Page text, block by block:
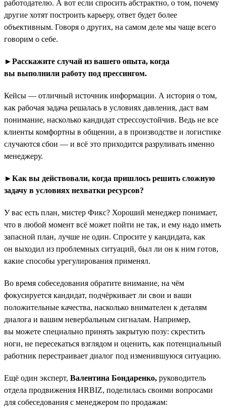
работодателю. А вот если спросить абстрактно, о том, почему
другие хотят построить карьеру, ответ будет более
объективным. Говоря о других, на самом деле мы чаще всего
говорим о себе.
►Расскажите случай из вашего опыта, когда
вы выполнили работу под прессингом.
Кейсы — отличный источник информации. А история о том,
как рабочая задача решалась в условиях давления, даст вам
понимание, насколько кандидат стрессоустойчив. Ведь не все
клиенты комфортны в общении, а в производстве и логистике
случаются сбои — и всё это приходится разруливать именно
менеджеру.
►Как вы действовали, когда пришлось решить сложную
задачу в условиях нехватки ресурсов?
У вас есть план, мистер Фикс? Хороший менеджер понимает,
что в любой момент всё может пойти не так, и ему надо иметь
запасной план, лучше не один. Спросите у кандидата, как
он выходил из проблемных ситуаций, был ли он к ним готов,
какие способы урегулирования применял.
Во время собеседования обратите внимание, на чём
фокусируется кандидат, подчёркивает ли свои и ваши
положительные качества, насколько внимателен к деталям
диалога и вашим невербальным сигналам. Например,
вы можете специально принять закрытую позу: скрестить
ноги, не пересекаться взглядом и оценить, как потенциальный
работник перестраивает диалог под изменившуюся ситуацию.
Ещё один эксперт, Валентина Бондаренко, руководитель
отдела продвижения HRBIZ, поделилась своими вопросами
для собеседования с менеджером по продажам: